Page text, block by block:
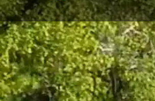
[newyear_garland]